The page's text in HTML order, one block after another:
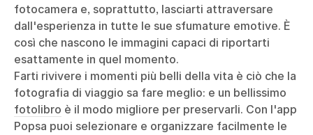
fotocamera e, soprattutto, lasciarti attraversare
dall'esperienza in tutte le sue sfumature emotive. È
così che nascono le immagini capaci di riportarti
esattamente in quel momento.
Farti rivivere i momenti più belli della vita è ciò che la
fotografia di viaggio sa fare meglio: e un bellissimo
fotolibro è il modo migliore per preservarli. Con l'app
Popsa puoi selezionare e organizzare facilmente le